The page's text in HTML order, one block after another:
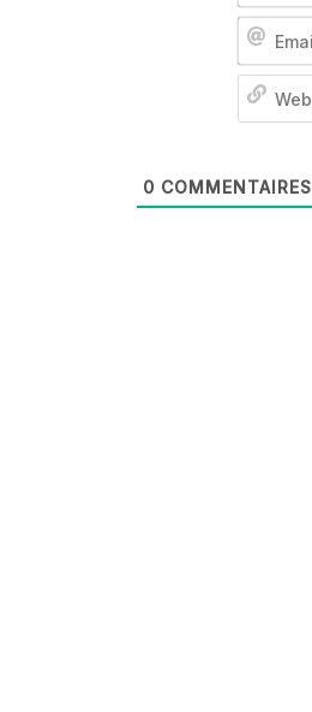
0 COMMENTAIRES